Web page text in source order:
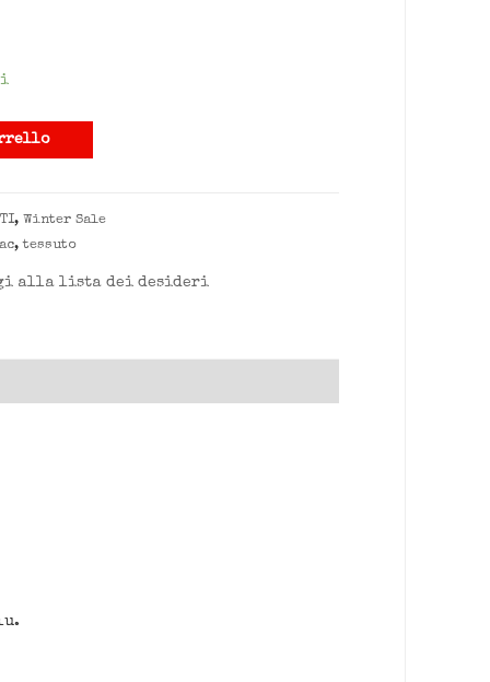
, Winter Sale
,tessuto
alla lista dei desideri